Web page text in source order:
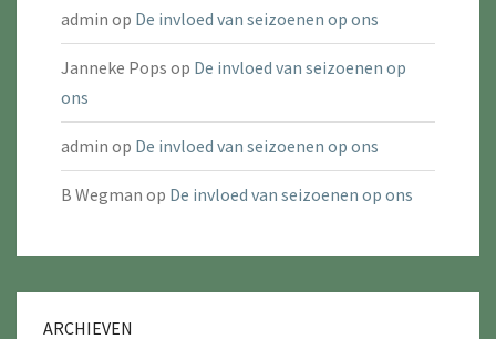
admin op De invloed van seizoenen op ons
Janneke Pops op De invloed van seizoenen op
ons
admin op De invloed van seizoenen op ons
B Wegman op De invloed van seizoenen op ons
ARCHIEVEN